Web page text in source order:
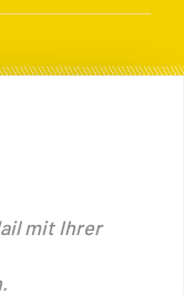
mit Ihrer